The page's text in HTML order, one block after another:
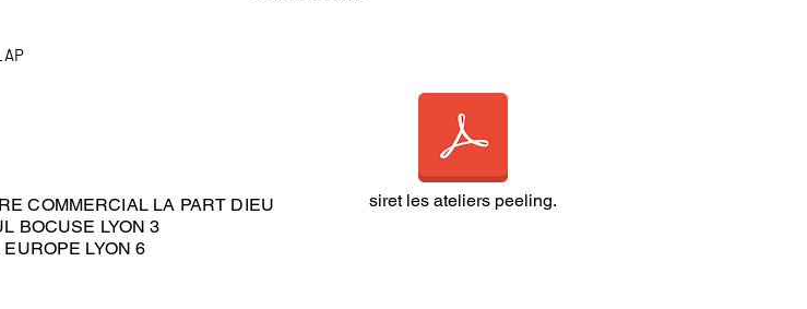
COMMERCIAL LA PART DIEU
BOCUSE LYON 3
LYON 6
siret les ateliers peeling.